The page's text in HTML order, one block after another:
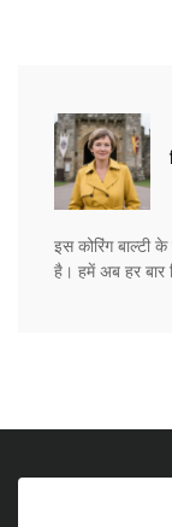
इस कोरिंग बाल्टी
है। हमें अब हर बार